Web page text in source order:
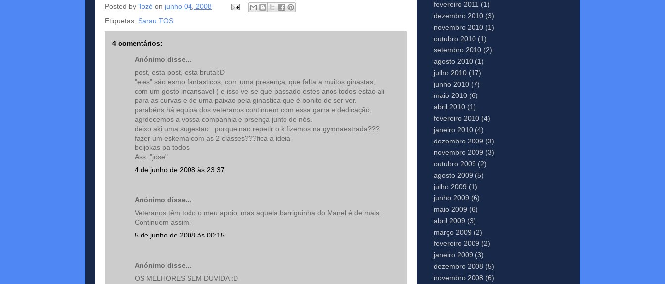
Posted by Tozé on junho 04, 2008
Etiquetas: Sarau TOS
4 comentários:
Anónimo disse...
post, esta post, esta brutal:D
"eles" sáo esmo fantasticos, com uma presença, que falta a muitos ginastas,
com um gosto incansavel ( e isso ve-se que passado estes anos todos estao ali
para as curvas e de uma paixao pela ginastica que é bonito de ser ver.
parabéns há equipa dos veteranos continuem com essa garra e dedicação,
agrdecemos a vossa companhia e prsença junto de nós.
deixo aki uma sugestao...porque nao repetir o k fizemos na gymnaestrada???
fazer um eskema com as 2 classes???fica a ideia
beijokas pa todos
Ass: "jose"
4 de junho de 2008 às 23:37
Anónimo disse...
Veteranos têm todo o meu apoio, mas aquela barriguinha do Manel é de mais!
Continuem assim!
5 de junho de 2008 às 00:15
Anónimo disse...
OS MELHORES SEM DUVIDA :D
fevereiro 2011 (1)
dezembro 2010 (3)
novembro 2010 (1)
outubro 2010 (1)
setembro 2010 (2)
agosto 2010 (1)
julho 2010 (17)
junho 2010 (7)
maio 2010 (6)
abril 2010 (1)
fevereiro 2010 (4)
janeiro 2010 (4)
dezembro 2009 (3)
novembro 2009 (3)
outubro 2009 (2)
agosto 2009 (5)
julho 2009 (1)
junho 2009 (6)
maio 2009 (6)
abril 2009 (3)
março 2009 (2)
fevereiro 2009 (2)
janeiro 2009 (3)
dezembro 2008 (5)
novembro 2008 (6)